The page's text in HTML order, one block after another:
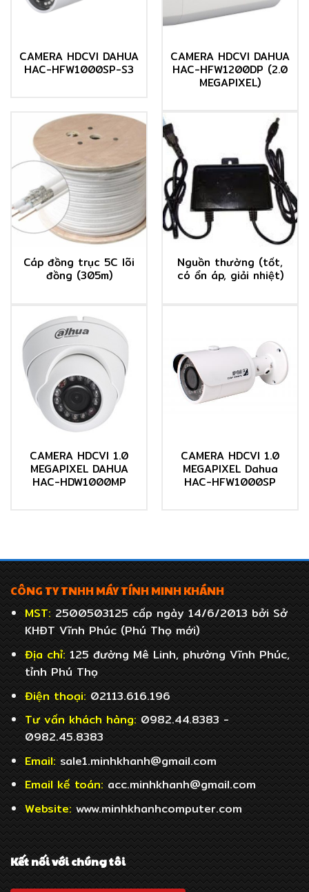
CAMERA HDCVI DAHUA
HAC-HFW1000SP-S3
CAMERA HDCVI DAHUA
HAC-HFW1200DP (2.0
MEGAPIXEL)
Cáp đồng trục 5C lõi
đồng (305m)
Nguồn thường (tốt,
có ổn áp, giải nhiệt)
CAMERA HDCVI 1.0
MEGAPIXEL DAHUA
HAC-HDW1000MP
CAMERA HDCVI 1.0
MEGAPIXEL Dahua
HAC-HFW1000SP
CÔNG TY TNHH MÁY TÍNH MINH KHÁNH
MST:2500503125 cấp ngày 14/6/2013 bởi Sở
KHĐT Vĩnh Phúc (Phú Thọ mới)
Địa chỉ:125 đường Mê Linh, phường Vĩnh Phúc,
tỉnh Phú Thọ
Điện thoại:02113.616.196
Tư vấn khách hàng:0982.44.8383 -
0982.45.8383
Email: sale1.minhkhanh@gmail.com
Email kế toán: acc.minhkhanh@gmail.com
Website: www.minhkhanhcomputer.com
Kết nối với chúng tôi